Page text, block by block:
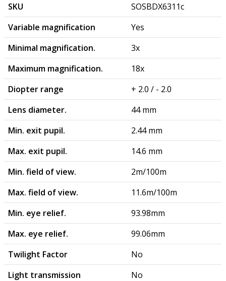
SKU
SOSBDX6311c
Variable magnification
Yes
Minimal magnification.
3x
Maximum magnification.
18x
Diopter range
+ 2.0 / - 2.0
Lens diameter.
44 mm
Min. exit pupil.
2.44 mm
Max. exit pupil.
14.6 mm
Min. field of view.
2m/100m
Max. field of view.
11.6m/100m
Min. eye relief.
93.98mm
Max. eye relief.
99.06mm
Twilight Factor
No
Light transmission
No